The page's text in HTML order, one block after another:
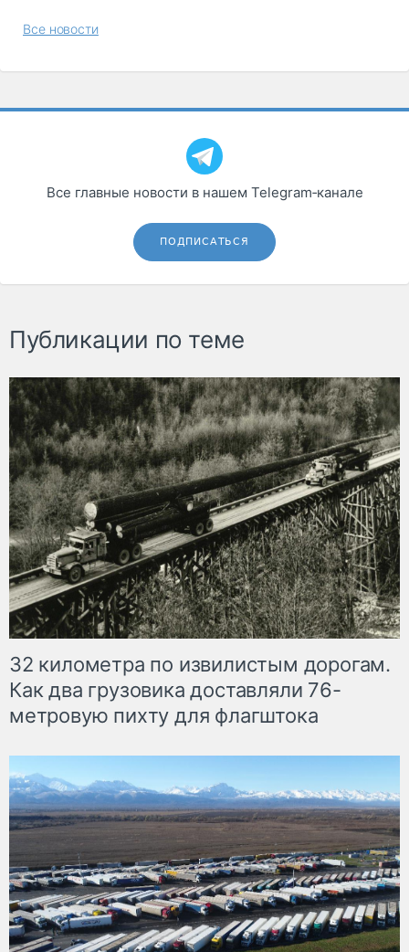
Все новости
Все главные новости в нашем Telegram‑канале
ПОДПИСАТЬСЯ
Публикации по теме
32 километра по извилистым дорогам.
Как два грузовика доставляли 76-
метровую пихту для флагштока